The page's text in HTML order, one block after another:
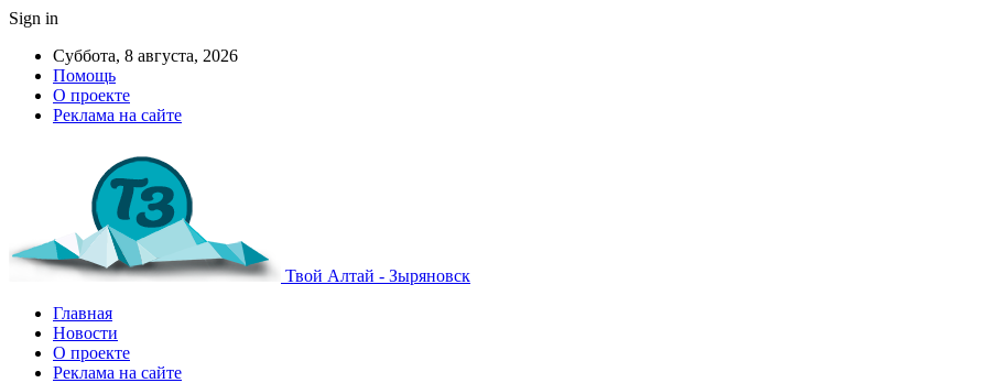
Sign in
Суббота, 8 августа, 2026
Помощь
О проекте
Реклама на сайте
Твой Алтай - Зыряновск
Главная
Новости
О проекте
Реклама на сайте